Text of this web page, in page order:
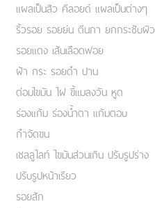
แผลเป็นสิว คีลอยด์ แผลเป็นต่างๆ
ริ้วรอย รอยย่น ตีนกา ยกกระชับผิว
รอยแดง เส้นเลือดฟอย
ฝ้า กระ รอยดำ ปาน
ต่อมไขมัน ไฝ ขี้แมลงวัน หูด
ร่องแก้ม ร่องน้ำตา แก้มตอบ
กำจัดขน
เชลลูไลท์ ไขมันส่วนเกิน ปรับรูปร่าง
ปรับรูปหน้าเรียว
รอยสัก